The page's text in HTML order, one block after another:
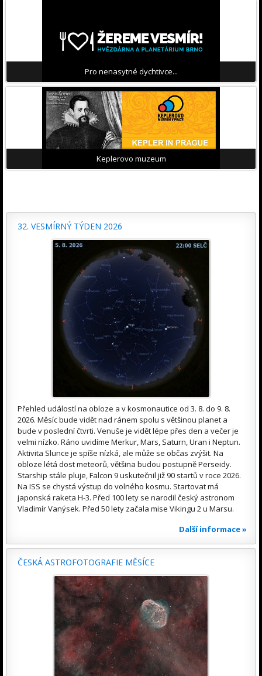
Pro nenasytné dychtivce...
Keplerovo muzeum
32. VESMÍRNÝ TÝDEN 2026
Přehled událostí na obloze a v kosmonautice od 3. 8. do 9. 8.
2026. Měsíc bude vidět nad ránem spolu s většinou planet a
bude v poslední čtvrti. Venuše je vidět lépe přes den a večer je
velmi nízko. Ráno uvidíme Merkur, Mars, Saturn, Uran i Neptun.
Aktivita Slunce je spíše nízká, ale může se občas zvýšit. Na
obloze létá dost meteorů, většina budou postupně Perseidy.
Starship stále pluje, Falcon 9 uskutečnil již 90 startů v roce 2026.
Na ISS se chystá výstup do volného kosmu. Startovat má
japonská raketa H-3. Před 100 lety se narodil český astronom
Vladimír Vanýsek. Před 50 lety začala mise Vikingu 2 u Marsu.
Další informace »
ČESKÁ ASTROFOTOGRAFIE MĚSÍCE